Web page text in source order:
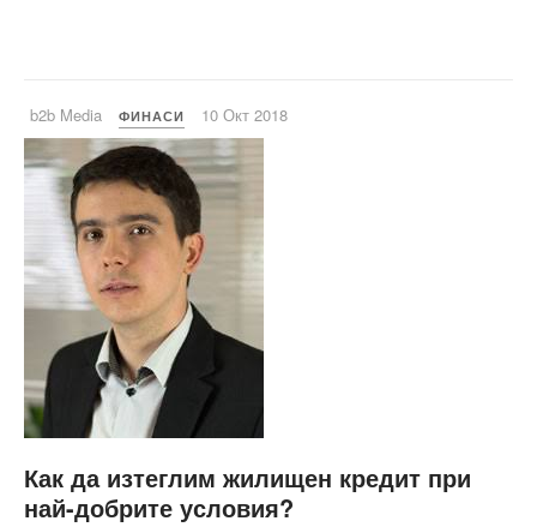
b2b Media ФИНАСИ 10 Окт 2018
Как да изтеглим жилищен кредит при
най-добрите условия?